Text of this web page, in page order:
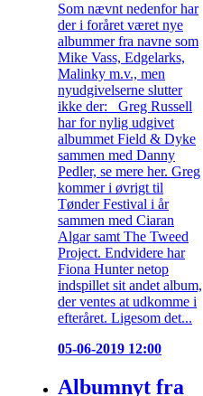
Som nævnt nedenfor har
der i foråret været nye
albummer fra navne som
Mike Vass, Edgelarks,
Malinky m.v., men
nyudgivelserne slutter
ikke der: Greg Russell
har for nylig udgivet
albummet Field & Dyke
sammen med Danny
Pedler, se mere her. Greg
kommer i øvrigt til
Tønder Festival i år
sammen med Ciaran
Algar samt The Tweed
Project. Endvidere har
Fiona Hunter netop
indspillet sit andet album,
der ventes at udkomme i
efteråret. Ligesom det...
05-06-2019 12:00
Albumnyt fra